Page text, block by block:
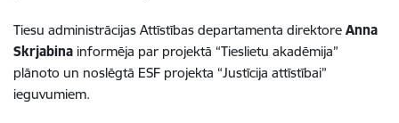
Tiesu administrācijas Attīstības departamenta direktore Anna
Skrjabina informēja par projektā “Tieslietu akadēmija”
plānoto un noslēgtā ESF projekta “Justīcija attīstībai”
ieguvumiem.